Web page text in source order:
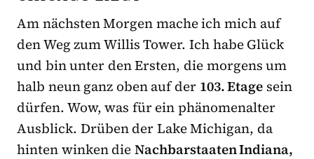
Am nächsten Morgen mache ich mich auf
den Weg zum Willis Tower. Ich habe Glück
und bin unter den Ersten, die morgens um
halb neun ganz oben auf der 103. Etage sein
dürfen. Wow, was für ein phänomenalter
Ausblick. Drüben der Lake Michigan, da
hinten winken dieNachbarstaaten Indiana,